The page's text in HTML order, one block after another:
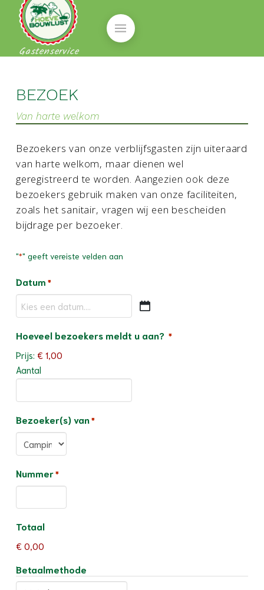
Gastenservice
BEZOEK
Van harte welkom
Bezoekers van onze verblijfsgasten zijn uiteraard
van harte welkom, maar dienen wel
geregistreerd te worden. Aangezien ook deze
bezoekers gebruik maken van onze faciliteiten,
zoals het sanitair, vragen wij een bescheiden
bijdrage per bezoeker.
"*" geeft vereiste velden aan
Datum *
DD
MM
dash
JJJJ
Hoeveel bezoekers meldt u aan? Aantal
*
Prijs: € 1,00
Aantal
Bezoeker(s) van*
Nummer*
Totaal
€ 0,00
Betaalmethode